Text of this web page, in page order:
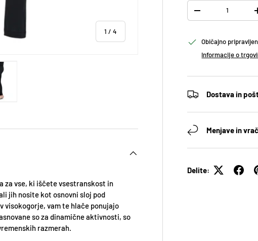
1 /od
4
Količina
ODTRANITE
Običajno
Informacije o
Dostava in
Menjave in
Delite:
za vse, ki iščete vsestranskost in
jih nosite kot osnovni sloj pod
visokogorje, vam te hlače ponujajo
so za dinamične aktivnosti, so
razmerah.